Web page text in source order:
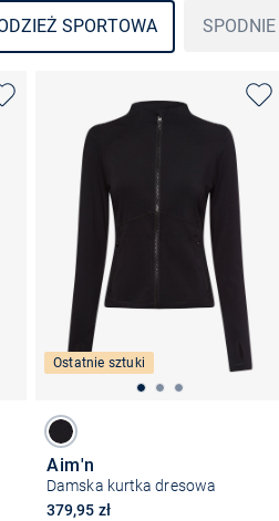
SPORTOWA SPODNIE
Ostatnie sztuki
Aim'n
Damska kurtka dresowa
379,95 zł